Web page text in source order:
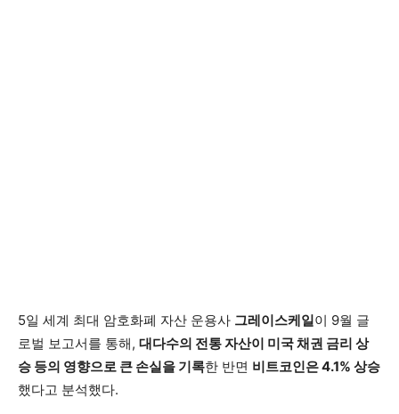
5일 세계 최대 암호화폐 자산 운용사 그레이스케일이 9월 글
로벌 보고서를 통해, 대다수의 전통 자산이 미국 채권 금리 상
승 등의 영향으로 큰 손실을 기록한 반면 비트코인은 4.1% 상승
했다고 분석했다.